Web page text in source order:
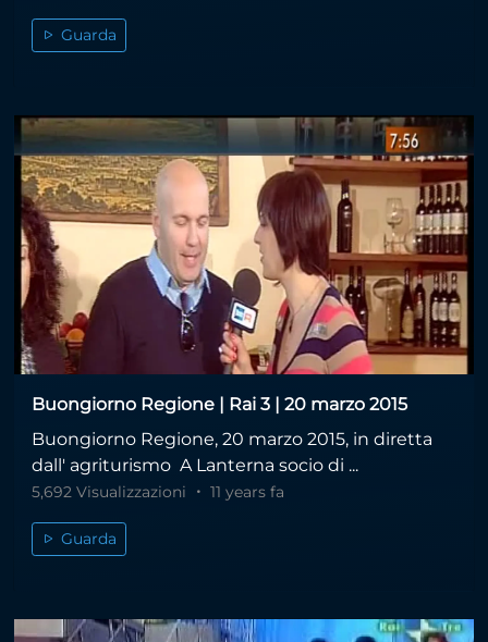
Guarda
Buongiorno Regione | Rai 3 | 20 marzo 2015
Buongiorno Regione, 20 marzo 2015, in diretta
dall' agriturismo A Lanterna socio di ...
5,692 Visualizzazioni 11 years fa
Guarda